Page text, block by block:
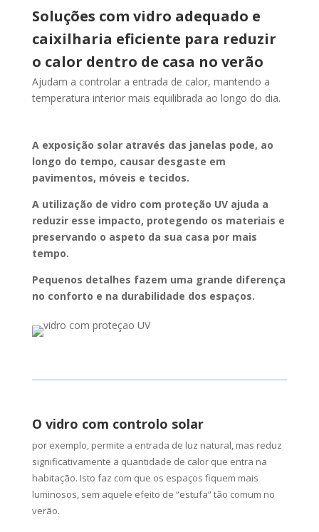
Soluções com vidro adequado e
caixilharia eficiente para reduzir
o calor dentro de casa no verão
Ajudam a controlar a entrada de calor, mantendo a
temperatura interior mais equilibrada ao longo do dia.
A exposição solar através das janelas pode, ao
longo do tempo, causar desgaste em
pavimentos, móveis e tecidos.
A utilização de vidro com proteção UV ajuda a
reduzir esse impacto, protegendo os materiais e
preservando o aspeto da sua casa por mais
tempo.
Pequenos detalhes fazem uma grande diferença
no conforto e na durabilidade dos espaços.
O vidro com controlo solar
por exemplo, permite a entrada de luz natural, mas reduz
significativamente a quantidade de calor que entra na
habitação. Isto faz com que os espaços fiquem mais
luminosos, sem aquele efeito de “estufa” tão comum no
verão.